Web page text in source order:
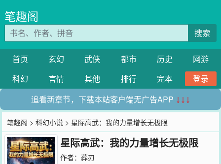
笔趣阁
搜索
首页 玄幻 武侠 都市 历史
网游
科幻
言情 其他 排行 完本
登录
追看新章节，下载本站客户端无广告APP ↓↓↓
笔趣阁 >科幻小说 > 星际高武：我的力量增长无极限
星际高武：我的力量增长无极限
作者： 葬刃